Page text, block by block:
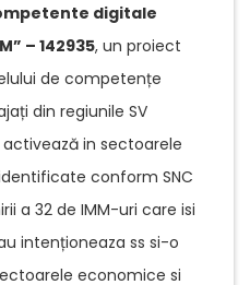
digitale
– 142935, un proiect
de competențe
din regiunile SV
in sectoarele
conform SNC
a 32 de IMM-uri care isi
intenționeaza ss si-o
economice si